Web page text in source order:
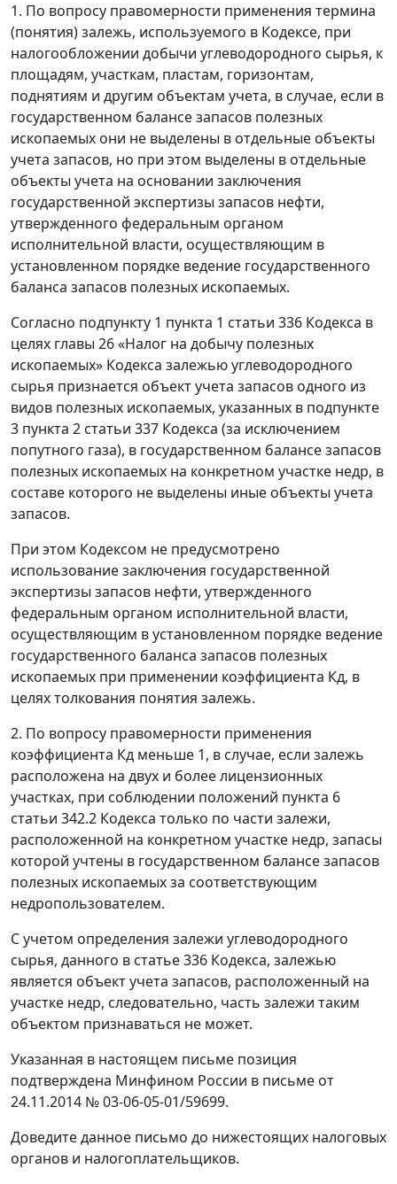
1. По вопросу правомерности применения термина
(понятия) залежь, используемого в Кодексе, при
налогообложении добычи углеводородного сырья, к
площадям, участкам, пластам, горизонтам,
поднятиям и другим объектам учета, в случае, если в
государственном балансе запасов полезных
ископаемых они не выделены в отдельные объекты
учета запасов, но при этом выделены в отдельные
объекты учета на основании заключения
государственной экспертизы запасов нефти,
утвержденного федеральным органом
исполнительной власти, осуществляющим в
установленном порядке ведение государственного
баланса запасов полезных ископаемых.
Согласно подпункту 1 пункта 1 статьи 336 Кодекса в
целях главы 26 «Налог на добычу полезных
ископаемых» Кодекса залежью углеводородного
сырья признается объект учета запасов одного из
видов полезных ископаемых, указанных в подпункте
3 пункта 2 статьи 337 Кодекса (за исключением
попутного газа), в государственном балансе запасов
полезных ископаемых на конкретном участке недр, в
составе которого не выделены иные объекты учета
запасов.
При этом Кодексом не предусмотрено
использование заключения государственной
экспертизы запасов нефти, утвержденного
федеральным органом исполнительной власти,
осуществляющим в установленном порядке ведение
государственного баланса запасов полезных
ископаемых при применении коэффициента Кд, в
целях толкования понятия залежь.
2. По вопросу правомерности применения
коэффициента Кд меньше 1, в случае, если залежь
расположена на двух и более лицензионных
участках, при соблюдении положений пункта 6
статьи 342.2 Кодекса только по части залежи,
расположенной на конкретном участке недр, запасы
которой учтены в государственном балансе запасов
полезных ископаемых за соответствующим
недропользователем.
С учетом определения залежи углеводородного
сырья, данного в статье 336 Кодекса, залежью
является объект учета запасов, расположенный на
участке недр, следовательно, часть залежи таким
объектом признаваться не может.
Указанная в настоящем письме позиция
подтверждена Минфином России в письме от
24.11.2014 № 03-06-05-01/59699.
Доведите данное письмо до нижестоящих налоговых
органов и налогоплательщиков.